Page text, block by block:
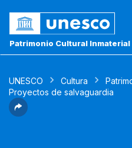
Patrimonio Cultural Inmaterial
UNESCO Cultura
Proyectos de salvaguardia